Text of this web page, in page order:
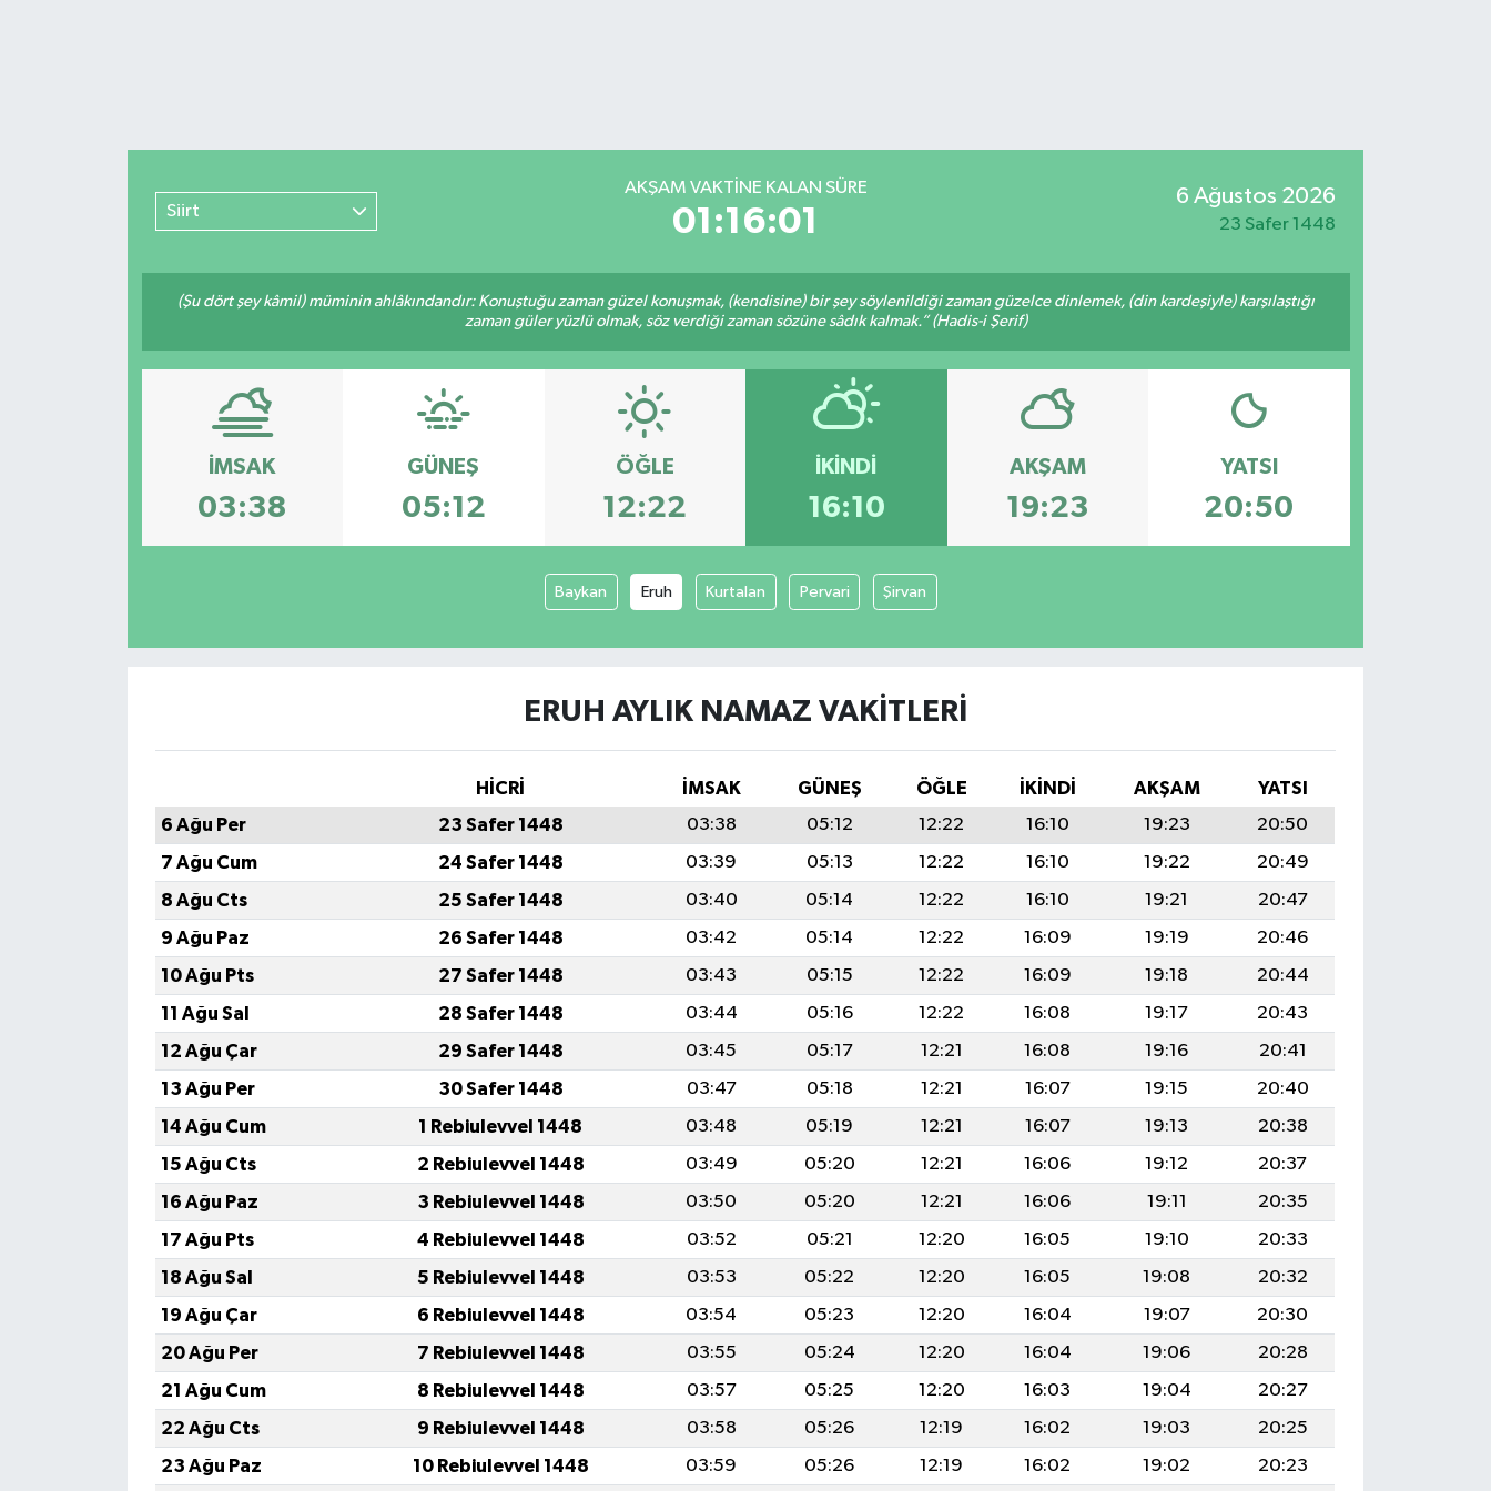
Siirt
AKŞAM VAKTİNE KALAN SÜRE
01:16:01
6 Ağustos 2026
23 Safer 1448
(Şu dört şey kâmil) müminin ahlâkındandır: Konuştuğu zaman güzel konuşmak, (kendisine) bir şey söylenildiği zaman güzelce dinlemek, (din kardeşiyle) karşılaştığı
zaman güler yüzlü olmak, söz verdiği zaman sözüne sâdık kalmak.” (Hadis-i Şerif)
İMSAK
03:38
GÜNEŞ
05:12
ÖĞLE
12:22
İKINDI
16:10
AKŞAM
19:23
YATSI
20:50
Baykan Eruh Kurtalan Pervari Şirvan
ERUH AYLIK NAMAZ VAKITLERI
HİCRİ İMSAK GÜNEŞ ÖĞLE İKINDI AKŞAM
YATSI
6 Ağu Per
23 Safer 1448 03:38 05:12 12:22 16:10 19:23
20:50
7 Ağu Cum
24 Safer 1448 03:39 05:13 12:22 16:10 19:22
20:49
8 Ağu Cts
25 Safer 1448 03:40 05:14 12:22 16:10 19:21
20:47
9 Ağu Paz
26 Safer 1448 03:42 05:14 12:22 16:09 19:19
20:46
10 Ağu Pts
27 Safer 1448 03:43 05:15 12:22 16:09 19:18
20:44
11 Ağu Sal
28 Safer 1448 03:44 05:16 12:22 16:08 19:17
20:43
12 Ağu Çar
29 Safer 1448 03:45 05:17 12:21 16:08 19:16
20:41
13 Ağu Per
30 Safer 1448 03:47 05:18 12:21 16:07 19:15
20:40
14 Ağu Cum
1 Rebiulevvel 1448 03:48 05:19 12:21 16:07 19:13
20:38
15 Ağu Cts
2 Rebiulevvel 1448 03:49 05:20 12:21 16:06 19:12
20:37
16 Ağu Paz
3 Rebiulevvel 1448 03:50 05:20 12:21 16:06 19:11
20:35
17 Ağu Pts
4 Rebiulevvel 1448 03:52 05:21 12:20 16:05 19:10
20:33
18 Ağu Sal
5 Rebiulevvel 1448 03:53 05:22 12:20 16:05 19:08
20:32
19 Ağu Çar
6 Rebiulevvel 1448 03:54 05:23 12:20 16:04 19:07
20:30
20 Ağu Per
7 Rebiulevvel 1448 03:55 05:24 12:20 16:04 19:06
20:28
21 Ağu Cum
8 Rebiulevvel 1448 03:57 05:25 12:20 16:03 19:04
20:27
22 Ağu Cts
9 Rebiulevvel 1448 03:58 05:26 12:19 16:02 19:03
20:25
23 Ağu Paz
10 Rebiulevvel 1448 03:59 05:26 12:19 16:02 19:02 20:23